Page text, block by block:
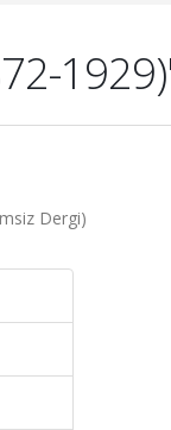
Dergi)